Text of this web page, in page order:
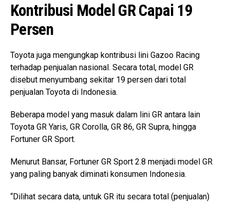
Kontribusi Model GR Capai 19
Persen
Toyota juga mengungkap kontribusi lini Gazoo Racing
terhadap penjualan nasional. Secara total, model GR
disebut menyumbang sekitar 19 persen dari total
penjualan Toyota di Indonesia.
Beberapa model yang masuk dalam lini GR antara lain
Toyota GR Yaris, GR Corolla, GR 86, GR Supra, hingga
Fortuner GR Sport.
Menurut Bansar, Fortuner GR Sport 2.8 menjadi model GR
yang paling banyak diminati konsumen Indonesia.
“Dilihat secara data, untuk GR itu secara total (penjualan)